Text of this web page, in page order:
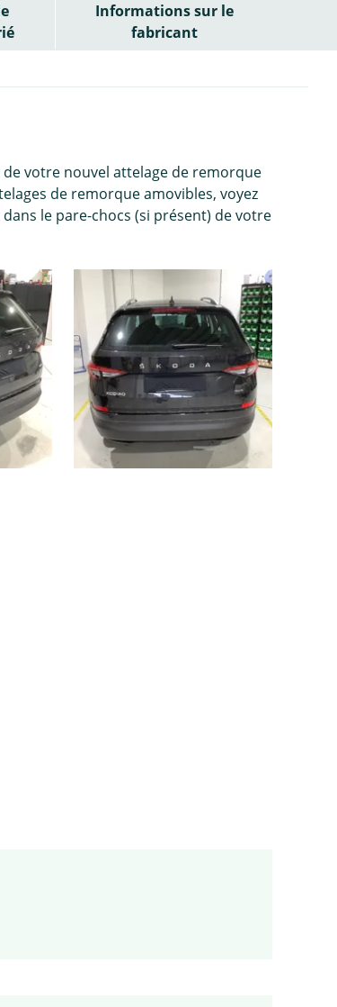
Informations sur le
fabricant
votre nouvel attelage de remorque
de remorque amovibles, voyez
le pare-chocs (si présent) de votre